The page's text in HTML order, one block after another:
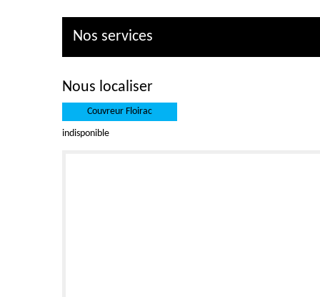
Nos services
Nous localiser
Couvreur Floirac
indisponible